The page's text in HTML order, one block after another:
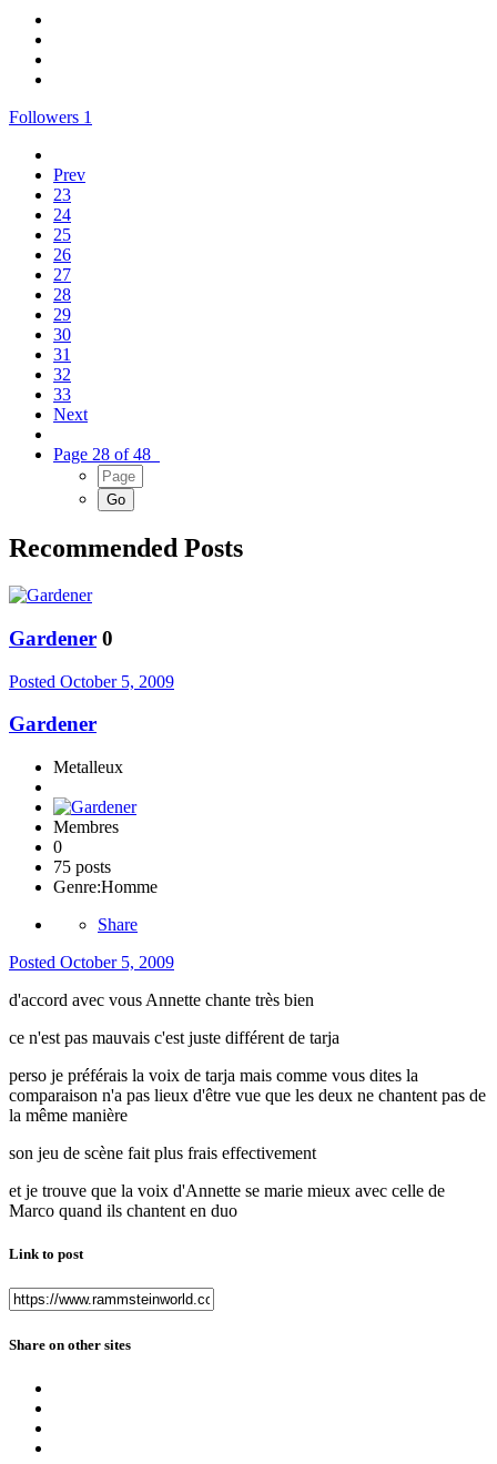
Followers 1
Prev
23
24
25
26
27
28
29
30
31
32
33
Next
Page 28 of 48
Recommended Posts
Gardener 0
Posted October 5, 2009
Gardener
Metalleux
Membres
0
75 posts
Genre:Homme
Share
Posted October 5, 2009
d'accord avec vous Annette chante très bien
ce n'est pas mauvais c'est juste différent de tarja
perso je préférais la voix de tarja mais comme vous dites la
comparaison n'a pas lieux d'être vue que les deux ne chantent pas de
la même manière
son jeu de scène fait plus frais effectivement
et je trouve que la voix d'Annette se marie mieux avec celle de
Marco quand ils chantent en duo
Link to post
Share on other sites